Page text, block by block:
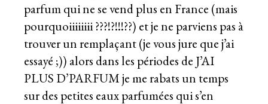
parfum qui ne se vend plus en France (mais
pourquoiiiiiiii ???!?!!!??) et je ne parviens pas à
trouver un remplaçant (je vous jure que j’ai
essayé ;)) alors dans les périodes de J’AI
PLUS D’PARFUM je me rabats un temps
sur des petites eaux parfumées qui s’en